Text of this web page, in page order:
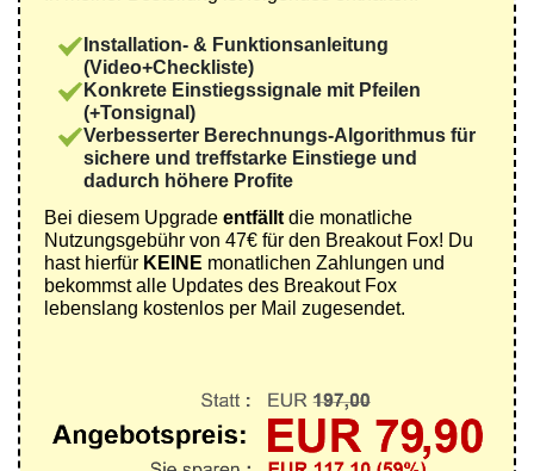
Installation- & Funktionsanleitung
(Video+Checkliste)
Konkrete Einstiegssignale mit Pfeilen
(+Tonsignal)
Verbesserter Berechnungs-Algorithmus für
sichere und treffstarke Einstiege und
dadurch höhere Profite
Bei diesem Upgrade entfällt die monatliche
Nutzungsgebühr von 47€ für den Breakout Fox! Du
hast hierfür KEINE monatlichen Zahlungen und
bekommst alle Updates des Breakout Fox
lebenslang kostenlos per Mail zugesendet.